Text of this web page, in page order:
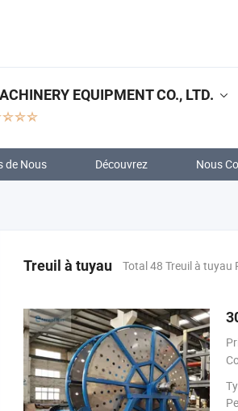
EQUIPMENT CO., LTD.
de Nous Découvrez Nous
Treuil à tuyau Total 48 Treuil à tuyau